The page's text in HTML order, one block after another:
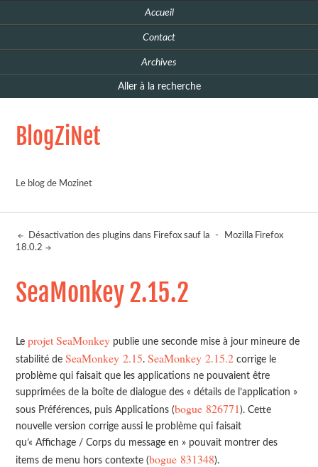
Accueil
Contact
Archives
Aller à la recherche
BlogZiNet
Le blog de Mozinet
Désactivation des plugins dans Firefox sauf la -
Mozilla Firefox
18.0.2
SeaMonkey 2.15.2
Leprojet SeaMonkey publie une seconde mise à jour mineure de
stabilité deSeaMonkey 2.15.SeaMonkey 2.15.2 corrige le
problème qui faisait que les applications ne pouvaient être
supprimées de la boîte de dialogue des « détails de l’application »
sous Préférences, puis Applications (bogue 826771). Cette
nouvelle version corrige aussi le problème qui faisait
qu’« Affichage / Corps du message en » pouvait montrer des
items de menu hors contexte (bogue 831348).